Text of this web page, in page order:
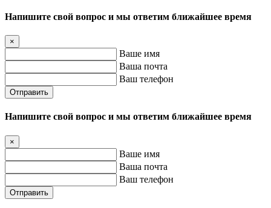
Напишите свой вопрос и мы ответим ближайшее время
×
Ваше имя
Ваша почта
Ваш телефон
Отправить
Напишите свой вопрос и мы ответим ближайшее время
×
Ваше имя
Ваша почта
Ваш телефон
Отправить